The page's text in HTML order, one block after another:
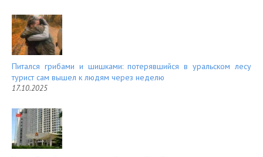
Питался грибами и шишками: потерявшийся в уральском лесу
турист сам вышел к людям через неделю
17.10.2025